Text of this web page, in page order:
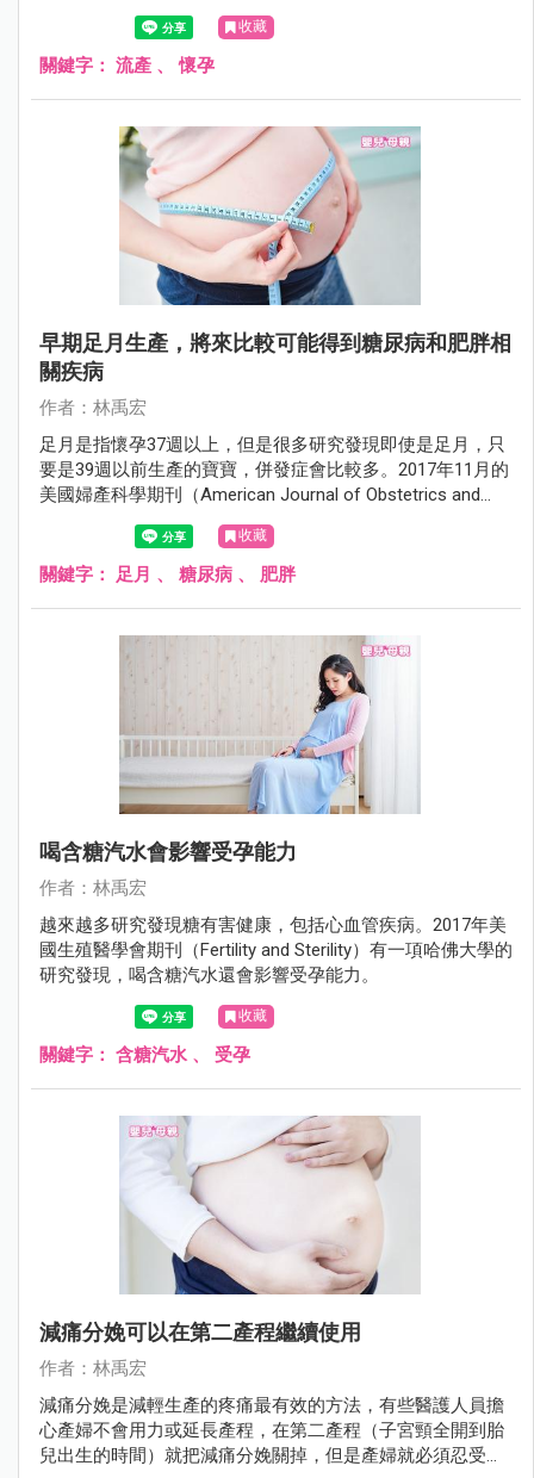
收藏
關鍵字： 流產 、懷孕
早期足月生產，將來比較可能得到糖尿病和肥胖相
關疾病
作者：林禹宏
足月是指懷孕37週以上，但是很多研究發現即使是足月，只
要是39週以前生產的寶寶，併發症會比較多。2017年11月的
美國婦產科學期刊（American Journal of Obstetrics and
Gynecology）有一項研究發現39週以前出生的寶寶，將來罹
患新陳代謝疾病的機會比較高。
收藏
關鍵字： 足月 、 糖尿病 、 肥胖
喝含糖汽水會影響受孕能力
作者：林禹宏
越來越多研究發現糖有害健康，包括心血管疾病。2017年美
國生殖醫學會期刊（Fertility and Sterility）有一項哈佛大學的
研究發現，喝含糖汽水還會影響受孕能力。
收藏
關鍵字： 含糖汽水 、 受孕
減痛分娩可以在第二產程繼續使用
作者：林禹宏
減痛分娩是減輕生產的疼痛最有效的方法，有些醫護人員擔
心產婦不會用力或延長產程，在第二產程（子宮頸全開到胎
兒出生的時間）就把減痛分娩關掉，但是產婦就必須忍受生